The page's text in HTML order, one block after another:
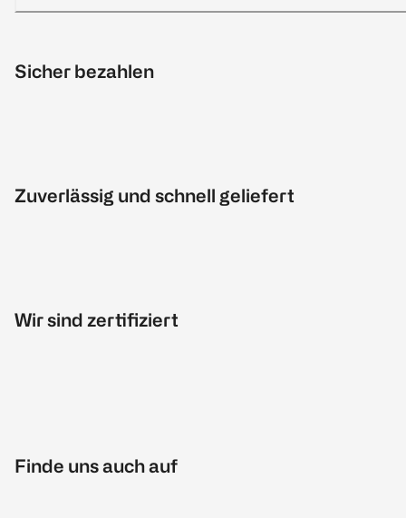
Sicher bezahlen
Zuverlässig und schnell geliefert
Wir sind zertifiziert
Finde uns auch auf